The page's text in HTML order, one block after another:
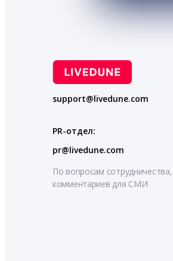
support@livedune.com
PR-отдел:
pr@livedune.com
По вопросам сотрудничества,
комментариев для СМИ